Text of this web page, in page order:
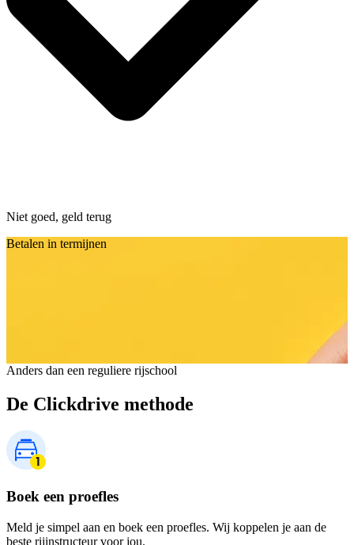
Niet goed, geld terug
Betalen in termijnen
Anders dan een reguliere rijschool
De Clickdrive methode
Boek een proefles
Meld je simpel aan en boek een proefles. Wij koppelen je aan de
beste rijinstructeur voor jou.